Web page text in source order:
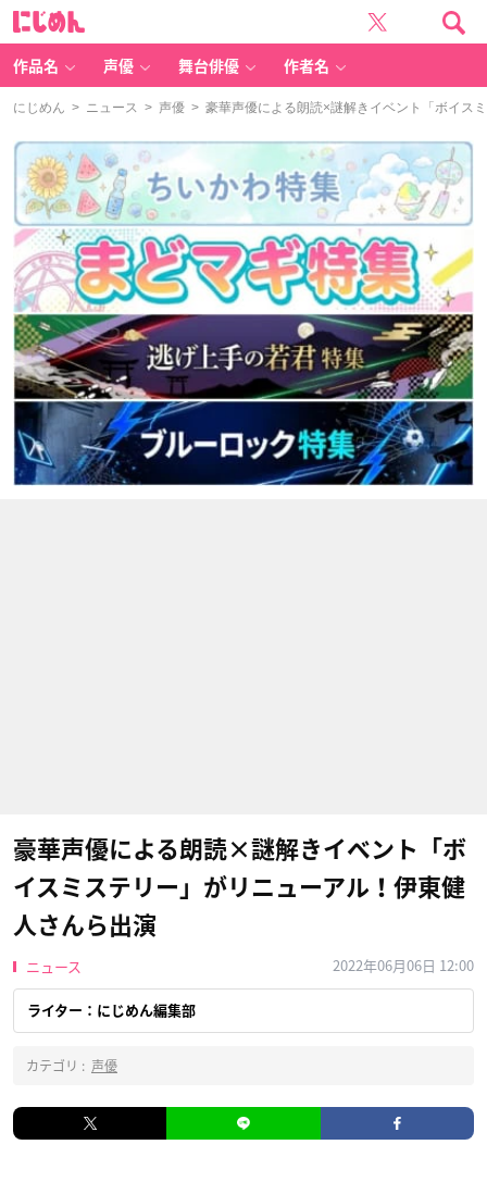
作品名 声優 舞台俳優 作者名
にじめん > ニュース > 声優 > 豪華声優による朗読×謎解きイベント「ボイス
豪華声優による朗読×謎解きイベント「ボ
イスミステリー」がリニューアル！伊東健
人さんら出演
ニュース 2022年06月06日 12:00
ライター：にじめん編集部
カテゴリ : 声優